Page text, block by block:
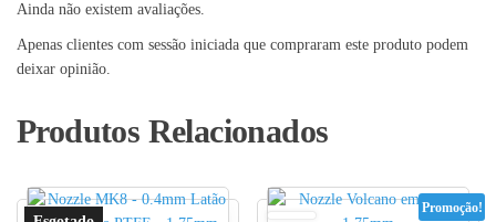
Ainda não existem avaliações.
Apenas clientes com sessão iniciada que compraram este produto podem
deixar opinião.
Produtos Relacionados
Promoção!